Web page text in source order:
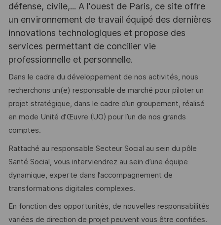
défense, civile,... A l'ouest de Paris, ce site offre
un environnement de travail équipé des dernières
innovations technologiques et propose des
services permettant de concilier vie
professionnelle et personnelle.
Dans le cadre du développement de nos activités, nous
recherchons un(e) responsable de marché pour piloter un
projet stratégique, dans le cadre d’un groupement, réalisé
en mode Unité d’Œuvre (UO) pour l’un de nos grands
comptes.
Rattaché au responsable Secteur Social au sein du pôle
Santé Social, vous interviendrez au sein d’une équipe
dynamique, experte dans l’accompagnement de
transformations digitales complexes.
En fonction des opportunités, de nouvelles responsabilités
variées de direction de projet peuvent vous être confiées.